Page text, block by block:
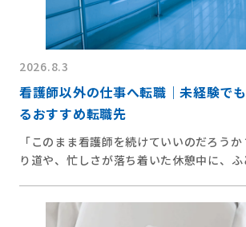
2026.8.3
看護師以外の仕事へ転職｜未経験で
るおすすめ転職先
「このまま看護師を続けていいのだろう
り道や、忙しさが落ち着いた休憩中に、